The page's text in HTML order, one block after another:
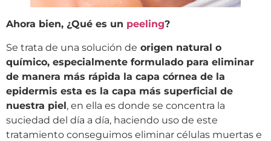
Ahora bien, ¿Qué es un peeling?
Se trata de una solución de origen natural o
químico, especialmente formulado para eliminar
de manera más rápida la capa córnea de la
epidermis esta es la capa más superficial de
nuestra piel, en ella es donde se concentra la
suciedad del día a día, haciendo uso de este
tratamiento conseguimos eliminar células muertas e